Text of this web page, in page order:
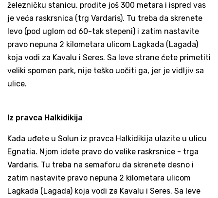
železničku stanicu, prođite još 300 metara i ispred vas
je veća raskrsnica (trg Vardaris). Tu treba da skrenete
levo (pod uglom od 60-tak stepeni) i zatim nastavite
pravo nepuna 2 kilometara ulicom Lagkada (Lagada)
koja vodi za Kavalu i Seres. Sa leve strane ćete primetiti
veliki spomen park, nije teško uočiti ga, jer je vidljiv sa
ulice.
Iz pravca Halkidikija
Kada uđete u Solun iz pravca Halkidikija ulazite u ulicu
Egnatia. Njom idete pravo do velike raskrsnice - trga
Vardaris. Tu treba na semaforu da skrenete desno i
zatim nastavite pravo nepuna 2 kilometara ulicom
Lagkada (Lagada) koja vodi za Kavalu i Seres. Sa leve